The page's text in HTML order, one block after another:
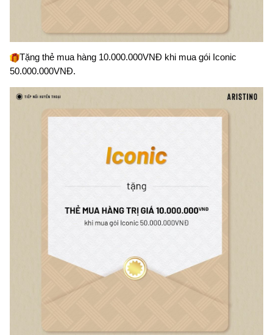
Tặng thẻ mua hàng 10.000.000VNĐ khi mua gói Iconic
50.000.000VNĐ.